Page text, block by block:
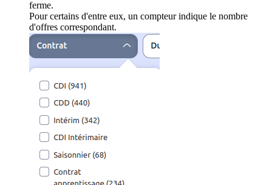
ferme.
Pour certains d'entre eux, un compteur indique le nombre
d'offres correspondant.